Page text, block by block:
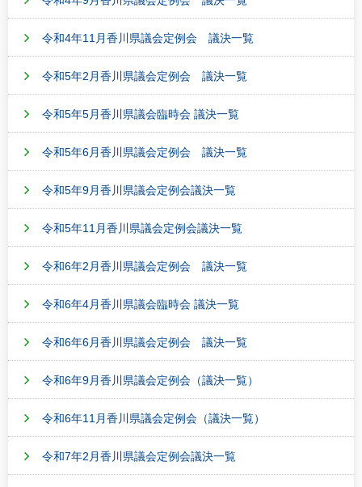
令和4年11月香川県議会定例会 議決一覧
令和5年2月香川県議会定例会 議決一覧
令和5年5月香川県議会臨時会 議決一覧
令和5年6月香川県議会定例会 議決一覧
令和5年9月香川県議会定例会議決一覧
令和5年11月香川県議会定例会議決一覧
令和6年2月香川県議会定例会 議決一覧
令和6年4月香川県議会臨時会 議決一覧
令和6年6月香川県議会定例会 議決一覧
令和6年9月香川県議会定例会（議決一覧）
令和6年11月香川県議会定例会（議決一覧）
令和7年2月香川県議会定例会議決一覧